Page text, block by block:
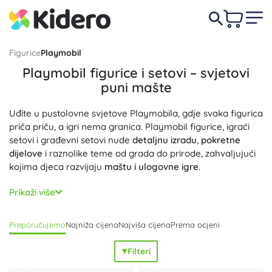
FiguricePlaymobil
Playmobil figurice i setovi – svjetovi
puni mašte
Uđite u pustolovne svjetove Playmobila, gdje svaka figurica
priča priču, a igri nema granica. Playmobil figurice, igraći
setovi i građevni setovi nude detaljnu izradu, pokretne
dijelove i raznolike teme od grada do prirode, zahvaljujući
kojima djeca razvijaju maštu i ulogovne igre.
Playmobil setovi ističu se
varijabilnošću
setovima. Kvalitetni materijali iizdržljiva izradajamče dug
vijek trajanja, dok promišljeni detalji potiču
. Odaberite svoje omiljene Playmobil svjetove
kao što su City Action (policija, vatrogasci), City Life, Family
Prikaži više
PreporučujemoNajniža cijenaNajviša cijenaPrema ocjeni
Filteri